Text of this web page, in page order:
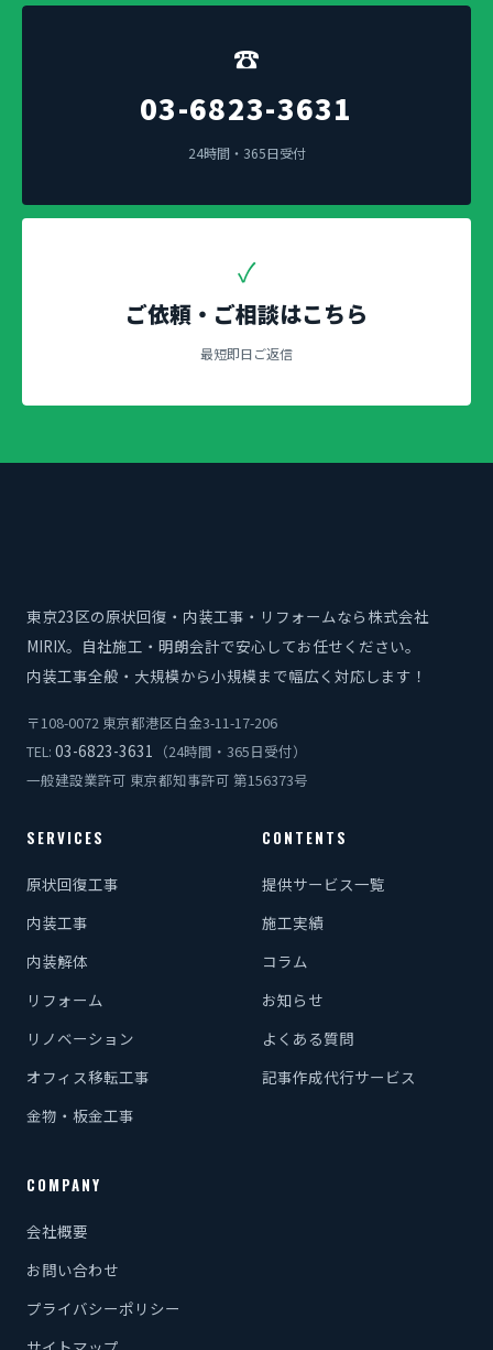
☎
03-6823-3631
24時間・365日受付
✓
ご依頼・ご相談はこちら
最短即日ご返信
東京23区の原状回復・内装工事・リフォームなら株式会社
MIRIX。自社施工・明朗会計で安心してお任せください。
内装工事全般・大規模から小規模まで幅広く対応します！
〒108-0072 東京都港区白金3-11-17-206
TEL: 03-6823-3631 （24時間・365日受付）
一般建設業許可 東京都知事許可 第156373号
SERVICES
原状回復工事
内装工事
内装解体
リフォーム
リノベーション
オフィス移転工事
金物・板金工事
CONTENTS
提供サービス一覧
施工実績
コラム
お知らせ
よくある質問
記事作成代行サービス
COMPANY
会社概要
お問い合わせ
プライバシーポリシー